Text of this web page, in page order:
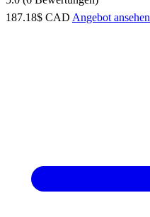
187.18$ CAD Angebot ansehen